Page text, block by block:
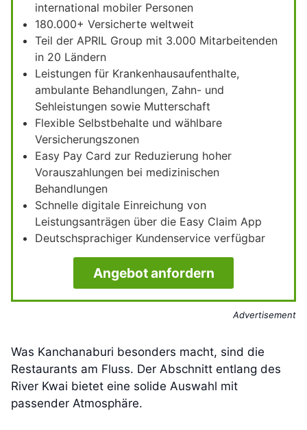
international mobiler Personen
180.000+ Versicherte weltweit
Teil der APRIL Group mit 3.000 Mitarbeitenden
in 20 Ländern
Leistungen für Krankenhausaufenthalte,
ambulante Behandlungen, Zahn- und
Sehleistungen sowie Mutterschaft
Flexible Selbstbehalte und wählbare
Versicherungszonen
Easy Pay Card zur Reduzierung hoher
Vorauszahlungen bei medizinischen
Behandlungen
Schnelle digitale Einreichung von
Leistungsanträgen über die Easy Claim App
Deutschsprachiger Kundenservice verfügbar
Angebot anfordern
Advertisement
Was Kanchanaburi besonders macht, sind die
Restaurants am Fluss. Der Abschnitt entlang des
River Kwai bietet eine solide Auswahl mit
passender Atmosphäre.